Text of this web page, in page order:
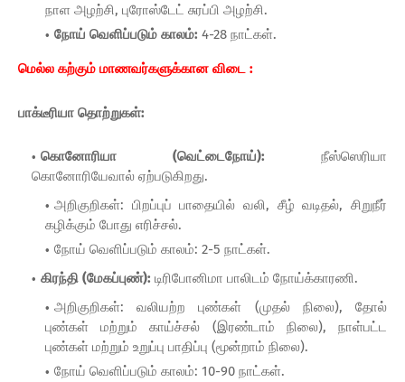
நாள அழற்சி, புரோஸ்டேட் சுரப்பி அழற்சி.
நோய் வெளிப்படும் காலம்: 4-28 நாட்கள்.
மெல்ல கற்கும் மாணவர்களுக்கான விடை :
பாக்டீரியா தொற்றுகள்:
கொனோரியா (வெட்டைநோய்): நீஸ்ஸெரியா
கொனோரியேவால் ஏற்படுகிறது.
அறிகுறிகள்: பிறப்புப் பாதையில் வலி, சீழ் வடிதல், சிறுநீர்
கழிக்கும் போது எரிச்சல்.
நோய் வெளிப்படும் காலம்: 2-5 நாட்கள்.
கிரந்தி (மேகப்புண்): டிரிபோனிமா பாலிடம் நோய்க்காரணி.
அறிகுறிகள்: வலியற்ற புண்கள் (முதல் நிலை), தோல்
புண்கள் மற்றும் காய்ச்சல் (இரண்டாம் நிலை), நாள்பட்ட
புண்கள் மற்றும் உறுப்பு பாதிப்பு (மூன்றாம் நிலை).
நோய் வெளிப்படும் காலம்: 10-90 நாட்கள்.